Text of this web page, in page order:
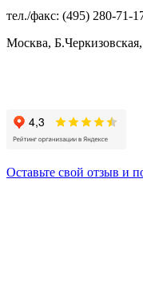
тел./факс: (495) 280-71-
Москва,
Оставьте свой отзыв и